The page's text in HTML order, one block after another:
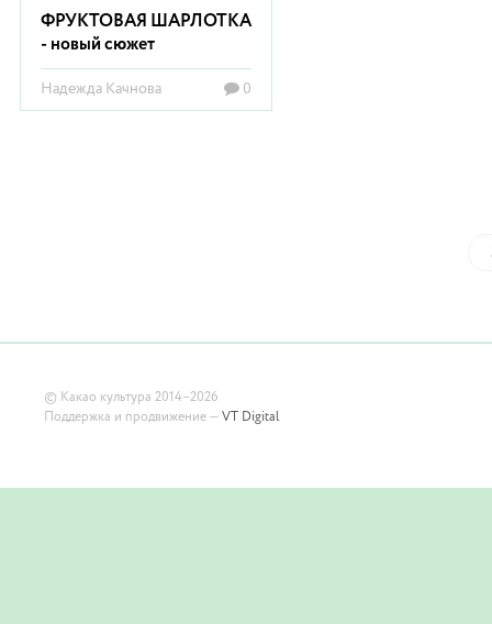
ФРУКТОВАЯ ШАРЛОТКА
- новый сюжет
Надежда Качнова 0
© Какао культура 2014–2026
Поддержка и продвижение — VT Digital